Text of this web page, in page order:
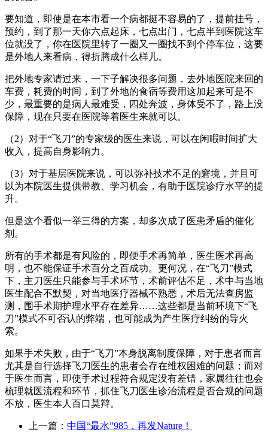
要知道，即使是在本市看一个病都挺不容易的了，提前挂号，
预约，到了那一天你六点起床，七点出门，七点半到医院这车
位就没了，你在医院里转了一圈又一圈找不到个停车位，这要
是外地人来看病，得折腾成什么样儿。
把外地专家请过来，一下子解决很多问题，去外地医院来回的
车费，耗费的时间，到了外地的食宿等费用这加起来可是不
少，最重要的是病人最难受，四处奔波，身体受不了，路上没
保障，现在只要在医院等着医生来就可以。
（2）对于“飞刀”的专家级的医生来说，可以在闲暇时间扩大
收入，提高自身影响力。
（3）对于基层医院来说，可以弥补技术不足的窘境，并且可
以为本院医生提供带教、学习机会，有助于医院诊疗水平的提
升。
但是这个看似一举三得的方案，却多次成了医患矛盾的催化
剂。
所有的手术都是有风险的，即便手术再简单，医生医术再高
明，也不能保证手术百分之百成功。更何况，在“飞刀”模式
下，主刀医生只能参与手术环节，术前评估不足，术中与当地
医生配合不默契，对当地医疗器械不熟悉，术后无法查房监
测，围手术期护理水平存在差异……这些都是当前环境下“飞
刀”模式不可否认的弊端，也可能成为产生医疗纠纷的导火
索。
如果手术失败，由于“飞刀”本身脱离制度保障，对于患者而言
尤其是自行选择飞刀医生的患者会存在维权困难的问题；而对
于医生而言，即使手术过程符合规定没有差错，家属往往也会
梳理就医流程和环节，抓住飞刀医生诊治流程是否合规的问题
不放，医生本人百口莫辩。
上一篇： 中国“最水”985，再发Nature！